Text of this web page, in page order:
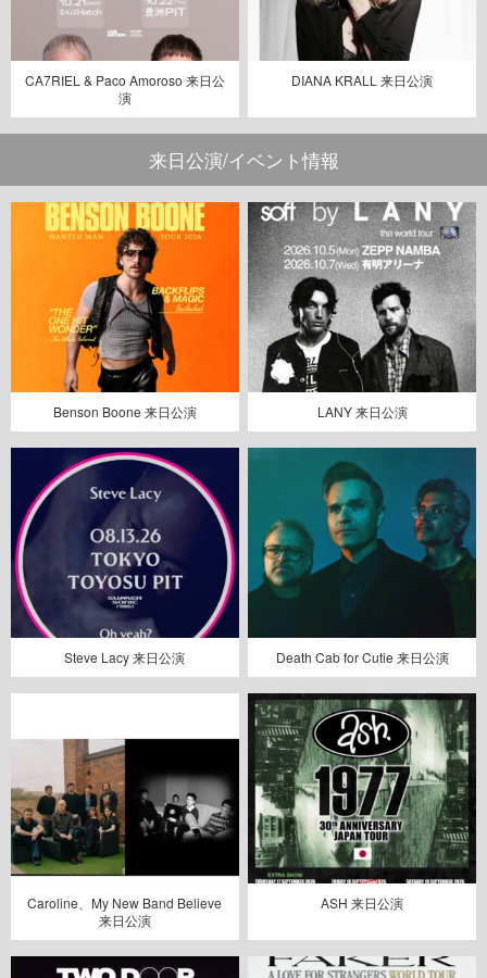
CA7RIEL & Paco Amoroso 来日公
演
DIANA KRALL 来日公演
来日公演/イベント情報
Benson Boone 来日公演 LANY 来日公演
Steve Lacy 来日公演 Death Cab for Cutie 来日公演
Caroline、My New Band Believe
来日公演
ASH 来日公演